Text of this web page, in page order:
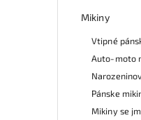
Mikiny
Vtipné
Auto-moto
Pánske
Mikiny se